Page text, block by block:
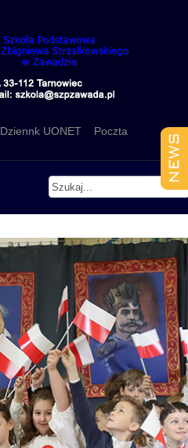
Dziennk UONET Poczta